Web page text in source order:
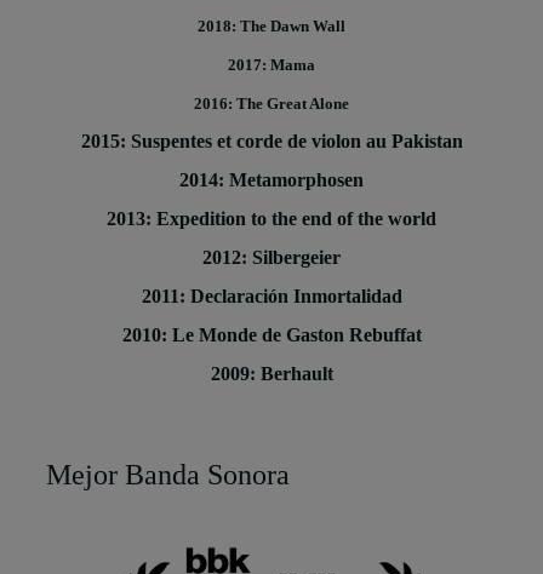
2018: The Dawn Wall
2017: Mama
2016: The Great Alone
2015: Suspentes et corde de violon au Pakistan
2014: Metamorphosen
2013: Expedition to the end of the world
2012: Silbergeier
2011: Declaración Inmortalidad
2010: Le Monde de Gaston Rebuffat
2009: Berhault
Mejor Banda Sonora